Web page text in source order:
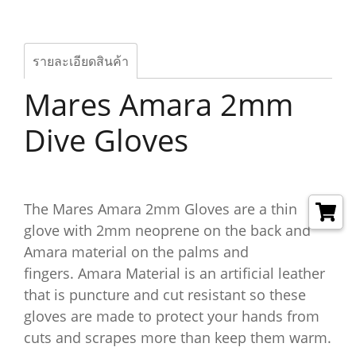
รายละเอียดสินค้า
Mares Amara 2mm
Dive Gloves
The Mares Amara 2mm Gloves are a thin
glove with 2mm neoprene on the back and
Amara material on the palms and
fingers. Amara Material is an artificial leather
that is puncture and cut resistant so these
gloves are made to protect your hands from
cuts and scrapes more than keep them warm.